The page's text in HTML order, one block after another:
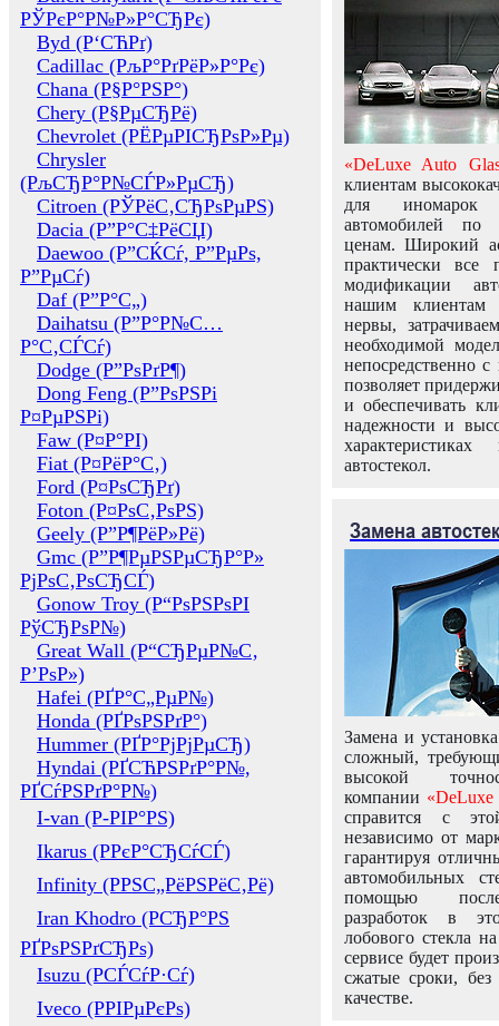
РЎРєР°Р№Р»Р°СЂРє)
Byd (Р‘СЋРґ)
Cadillac (РљР°РґРёР»Р°Рє)
Chana (Р§Р°РЅР°)
Chery (Р§РµСЂРё)
Chevrolet (РЁРµРІСЂРѕР»Рµ)
Chrysler
(РљСЂР°Р№СЃР»РµСЂ)
Citroen (РЎРёС‚СЂРѕРµРЅ)
Dacia (Р”Р°С‡РёСЏ)
Daewoo (Р”СЌСѓ, Р”РµРѕ,
Р”РµСѓ)
Daf (Р”Р°С„)
Daihatsu (Р”Р°Р№С…
Р°С‚СЃСѓ)
Dodge (Р”РѕРґР¶)
Dong Feng (Р”РѕРЅРі
Р¤РµРЅРі)
Faw (Р¤Р°РІ)
Fiat (Р¤РёР°С‚)
Ford (Р¤РѕСЂРґ)
Foton (Р¤РѕС‚РѕРЅ)
Geely (Р”Р¶РёР»Рё)
Gmc (Р”Р¶РµРЅРµСЂР°Р»
РјРѕС‚РѕСЂСЃ)
Gonow Troy (Р“РѕРЅРѕРІ
РўСЂРѕР№)
Great Wall (Р“СЂРµР№С‚
Р’РѕР»)
Hafei (РҐР°С„РµР№)
Honda (РҐРѕРЅРґР°)
Hummer (РҐР°РјРјРµСЂ)
Hyndai (РҐСЋРЅРґР°Р№,
РҐСѓРЅРґР°Р№)
I-van (Р-РІР°РЅ)
Ikarus (РРєР°СЂСѓСЃ)
Infinity (РРЅС„РёРЅРёС‚Рё)
Iran Khodro (РСЂР°РЅ
РҐРѕРЅРґСЂРѕ)
Isuzu (РСЃСѓР·Сѓ)
Iveco (РРІРµРєРѕ)
«DeLuxe Auto
клиентам
для иномарок
автомобилей
ценам. Широкий
практически все
модификации
нашим клиентам
нервы,
необходимой
непосредственно
позволяет
и обеспечивать
надежности и
автостекол.
Замена
Замена и
сложный,
высокой
компании «DeLuxe
справится с
независимо от
гарантируя
автомобильных
помощью
разработок в
лобового стекла
сервисе будет
сжатые сроки,
качестве.